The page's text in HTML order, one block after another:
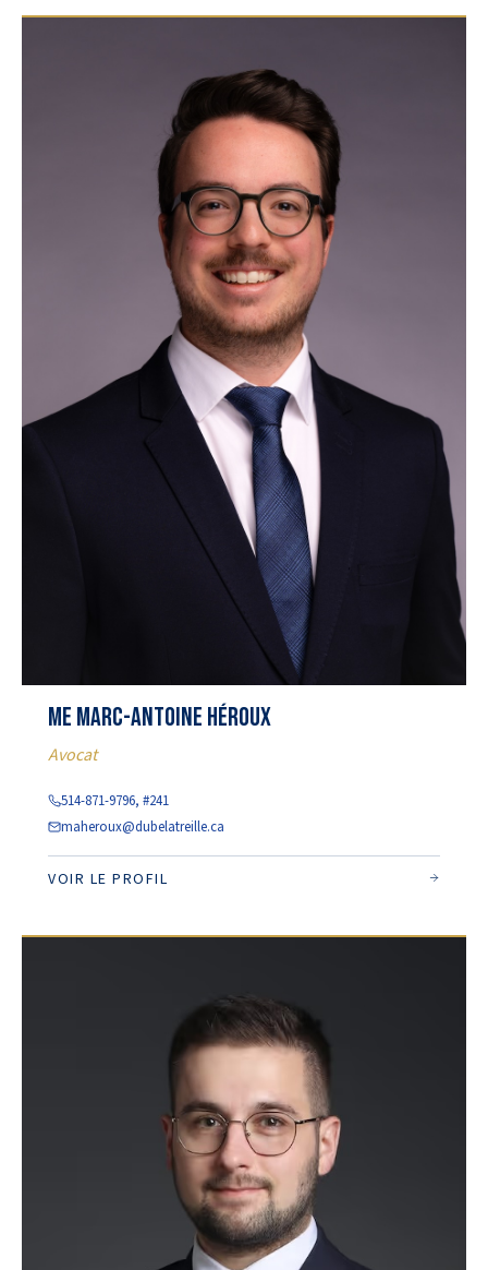
Me Marc-Antoine Héroux
Avocat
514-871-9796, #241
maheroux@dubelatreille.ca
VOIR LE PROFIL